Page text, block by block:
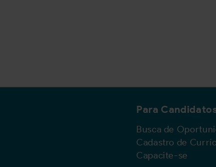
Para
Busca de
Cadastro de
Capacite-se